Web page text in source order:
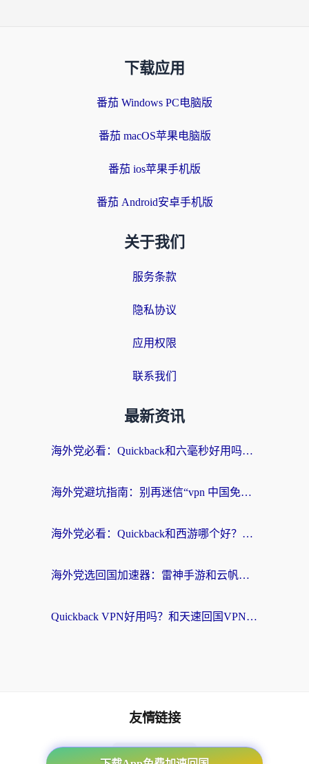
下载应用
番茄 Windows PC电脑版
番茄 macOS苹果电脑版
番茄 ios苹果手机版
番茄 Android安卓手机版
关于我们
服务条款
隐私协议
应用权限
联系我们
最新资讯
海外党必看：Quickback和六毫秒好用吗？3步选对回国加速器，无缝刷国内剧玩游戏
海外党避坑指南：别再迷信“vpn 中国免费”，选对回国加速器才能无缝刷国内资源
海外党必看：Quickback和西游哪个好？3个维度教你选对回国加速器
海外党选回国加速器：雷神手游和云帆哪个好？附3组对比+避坑指南
Quickback VPN好用吗？和天速回国VPN对比哪个回国效果更好？海外党必看的真实体验指南
友情链接
海外回国加速器